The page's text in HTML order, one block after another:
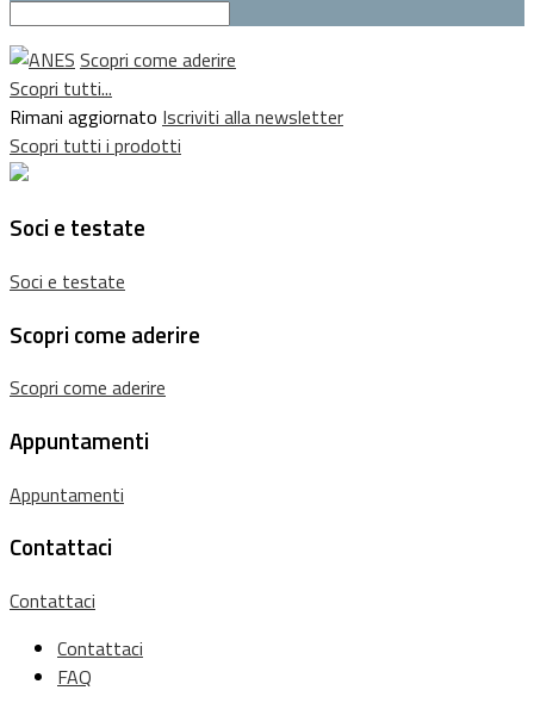
Scopri come aderire
Scopri tutti...
Rimani aggiornato Iscriviti alla newsletter
Scopri tutti i prodotti
Soci e testate
Soci e testate
Scopri come aderire
Scopri come aderire
Appuntamenti
Appuntamenti
Contattaci
Contattaci
Contattaci
FAQ